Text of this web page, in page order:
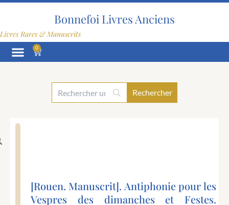
Aller
Bonnefoi Livres Anciens
Livres Rares & Manuscrits
0
Panier
[Rouen. Manuscrit]. Antiphonie pour les
Vespres des dimanches et Festes.